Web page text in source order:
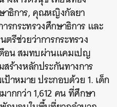
าธิการ, คุณหญิงกัลยา
กระทรวงศึกษาธิการ และ
รีช่วยว่าการกระทรวง
ดือน สมทบผ่านแคมเปญ
สร้างหลักประกันทางการ
ป้าหมาย ประกอบด้วย 1. เด็ก
ากกว่า 1,612 คน ที่ศึกษา